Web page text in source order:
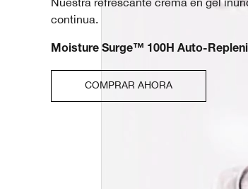
continua.
Moisture Surge™ 100H Auto-
COMPRAR AHORA